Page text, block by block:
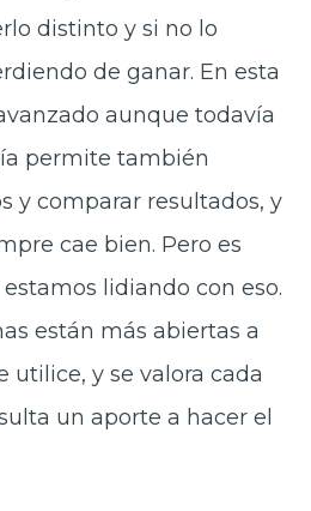
distinto y si no lo
de ganar. En esta
aunque todavía
permite también
y comparar resultados, y
cae bien. Pero es
lidiando con eso.
están más abiertas a
utilice, y se valora cada
un aporte a hacer el